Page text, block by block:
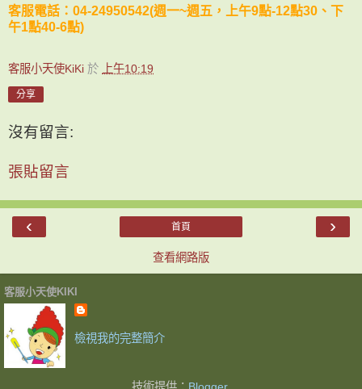
客服電話：04-24950542(週一~週五，上午9點-12點30、下
午1點40-6點)
客服小天使KiKi 於 上午10:19
分享
沒有留言:
張貼留言
‹ ›
首頁
查看網路版
客服小天使KIKI
檢視我的完整簡介
技術提供： Blogger.